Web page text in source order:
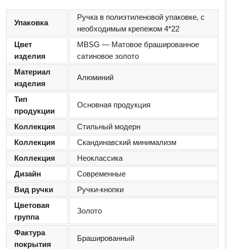
Упаковка
Ручка в полиэтиленовой упаковке, с
необходимым крепежом 4*22
Цвет
изделия
MBSG — Матовое брашированное
сатиновое золото
Материал
изделия
Алюминий
Тип
продукции
Основная продукция
Коллекция
Стильный модерн
Коллекция
Скандинавский минимализм
Коллекция
Неоклассика
Дизайн
Современные
Вид ручки
Ручки-кнопки
Цветовая
группа
Золото
Фактура
покрытия
Брашированный